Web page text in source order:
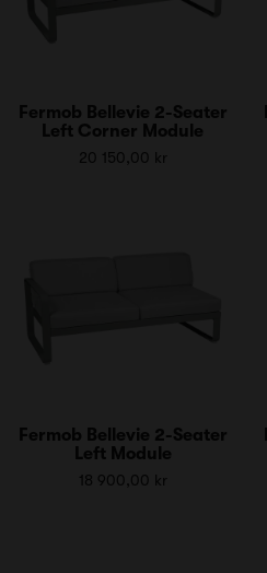
Fermob Bellevie 2-Seater
Left Corner Module
20 150,00 kr
Fermob Bellevie 2-Seater
Left Module
18 900,00 kr